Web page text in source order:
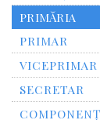
PRIMĂRIA
PRIMAR
VICEPRIMAR
SECRETAR